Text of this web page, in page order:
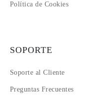
Política de Cookies
SOPORTE
Soporte al Cliente
Preguntas Frecuentes